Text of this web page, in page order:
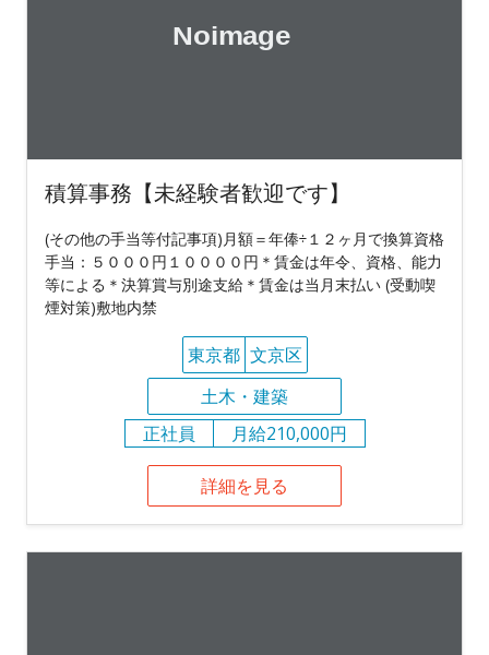
積算事務【未経験者歓迎です】
(その他の手当等付記事項)月額＝年俸÷１２ヶ月で換算資格
手当：５０００円１００００円＊賃金は年令、資格、能力
等による＊決算賞与別途支給＊賃金は当月末払い (受動喫
煙対策)敷地内禁
東京都 文京区
土木・建築
正社員
月給210,000円
詳細を見る